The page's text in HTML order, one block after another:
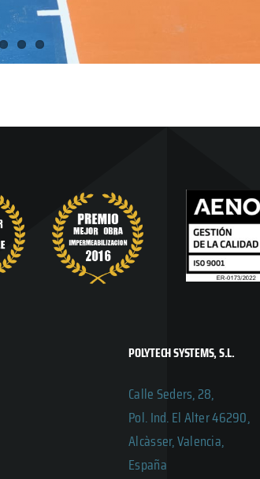
POLYTECH SYSTEMS, S.L.
Calle Seders, 28,
Pol. Ind. El Alter 46290,
Alcàsser, Valencia,
España